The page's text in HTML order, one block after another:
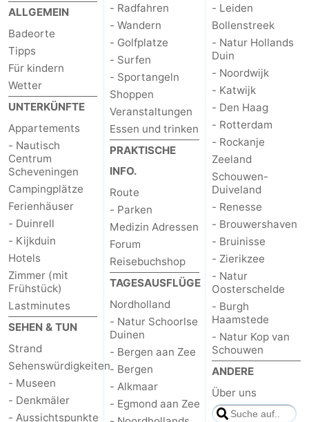
ALLGEMEIN
Badeorte
Tipps
Für kindern
Wetter
UNTERKÜNFTE
Appartements
- Nautisch
Centrum
Scheveningen
Campingplätze
Ferienhäuser
- Duinrell
- Kijkduin
Hotels
Zimmer (mit
Frühstück)
Lastminutes
SEHEN & TUN
Strand
Sehenswürdigkeiten
- Museen
- Denkmäler
- Aussichtspunkte
- Radfahren
- Wandern
- Golfplatze
- Surfen
- Sportangeln
Shoppen
Veranstaltungen
Essen und trinken
PRAKTISCHE
INFO.
Route
- Parken
Medizin Adressen
Forum
Reisebuchshop
TAGESAUSFLÜGE
Nordholland
- Natur Schoorlse
Duinen
- Bergen aan Zee
- Bergen
- Alkmaar
- Egmond aan Zee
- Leiden
Bollenstreek
- Natur Hollands
Duin
- Noordwijk
- Katwijk
- Den Haag
- Rotterdam
- Rockanje
Zeeland
Schouwen-
Duiveland
- Renesse
- Brouwershaven
- Bruinisse
- Zierikzee
- Natur
Oosterschelde
- Burgh
Haamstede
- Natur Kop van
Schouwen
ANDERE
Über uns